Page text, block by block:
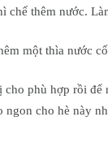
chế thêm nước.
một thìa nước
phù hợp rồi
ngon cho hè này